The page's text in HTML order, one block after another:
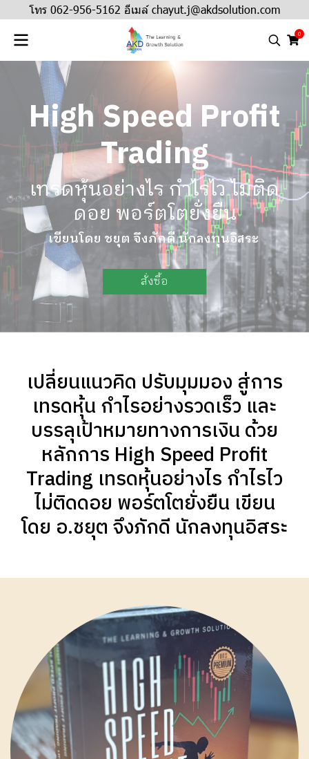
โทร 062-956-5162 อีเมล์ chayut.j@akdsolution.com
0
High Speed Profit
Trading
เทรดหุ้นอย่างไร กำไรไว ไม่ติด
ดอย พอร์ตโตยั่งยืน
เขียนโดย ชยุต จึงภักดี นักลงทุนอิสระ
สั่งซื้อ
เปลี่ยนแนวคิด ปรับมุมมอง สู่การ
เทรดหุ้น กำไรอย่างรวดเร็ว และ
บรรลุเป้าหมายทางการเงิน ด้วย
หลักการ High Speed Profit
Trading เทรดหุ้นอย่างไร กำไรไว
ไม่ติดดอย พอร์ตโตยั่งยืน เขียน
โดย อ.ชยุต จึงภักดี นักลงทุนอิสระ